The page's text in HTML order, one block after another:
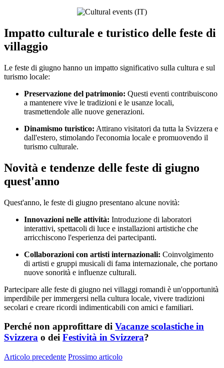
Impatto culturale e turistico delle feste di
villaggio
Le feste di giugno hanno un impatto significativo sulla cultura e sul
turismo locale:
Preservazione del patrimonio: Questi eventi contribuiscono
a mantenere vive le tradizioni e le usanze locali,
trasmettendole alle nuove generazioni.
Dinamismo turistico: Attirano visitatori da tutta la Svizzera e
dall'estero, stimolando l'economia locale e promuovendo il
turismo culturale.
Novità e tendenze delle feste di giugno
quest'anno
Quest'anno, le feste di giugno presentano alcune novità:
Innovazioni nelle attività: Introduzione di laboratori
interattivi, spettacoli di luce e installazioni artistiche che
arricchiscono l'esperienza dei partecipanti.
Collaborazioni con artisti internazionali: Coinvolgimento
di artisti e gruppi musicali di fama internazionale, che portano
nuove sonorità e influenze culturali.
Partecipare alle feste di giugno nei villaggi romandi è un'opportunità
imperdibile per immergersi nella cultura locale, vivere tradizioni
secolari e creare ricordi indimenticabili con amici e familiari.
Perché non approfittare di Vacanze scolastiche in
Svizzera o dei Festività in Svizzera?
Articolo precedente Prossimo articolo